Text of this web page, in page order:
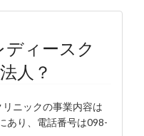
ディースク
人？
ニックの事業内容は
あり、電話番号は098-